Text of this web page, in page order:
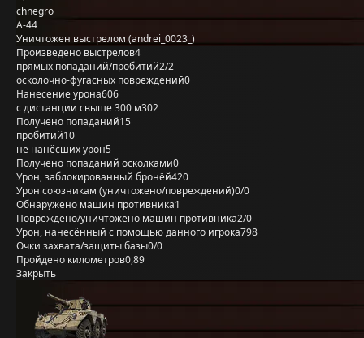
chnegro
А-44
Уничтожен выстрелом (andrei_0023_)
Произведено выстрелов4
прямых попаданий/пробитий2/2
осколочно-фугасных повреждений0
Нанесение урона606
с дистанции свыше 300 м302
Получено попаданий15
пробитий10
не нанёсших урон5
Получено попаданий осколками0
Урон, заблокированный бронёй420
Урон союзникам (уничтожено/повреждений)0/0
Обнаружено машин противника1
Повреждено/уничтожено машин противника2/0
Урон, нанесённый с помощью данного игрока798
Очки захвата/защиты базы0/0
Пройдено километров0,89
Закрыть